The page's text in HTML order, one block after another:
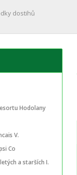
dostihů
Hodolany
V.
Co
a starších I.